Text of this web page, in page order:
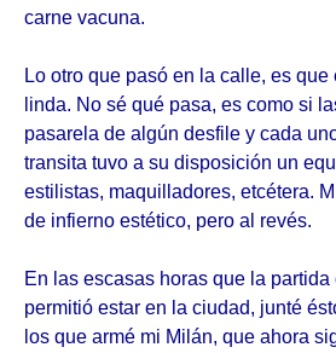
carne vacuna.
Lo otro que pasó en la calle, es
linda. No sé qué pasa, es como si
pasarela de algún desfile y cada
transita tuvo a su disposición un
estilistas, maquilladores, etcétera.
de infierno estético, pero al revés.
En las escasas horas que la
permitió estar en la ciudad, junté
los que armé mi Milán, que ahora